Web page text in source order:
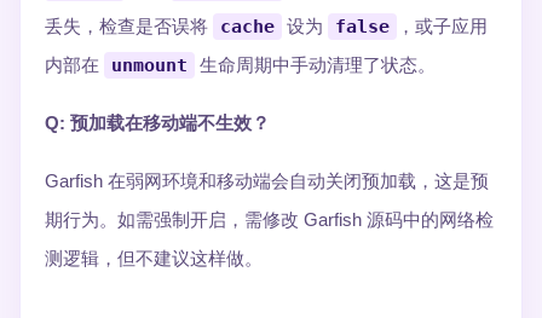
丢失，检查是否误将
cache 设为 false
，或子应用
内部在
unmount 生命周期中手动清理了状态。
Q: 预加载在移动端不生效？
Garfish 在弱网环境和移动端会自动关闭预加载，这是预
期行为。如需强制开启，需修改 Garfish 源码中的网络检
测逻辑，但不建议这样做。